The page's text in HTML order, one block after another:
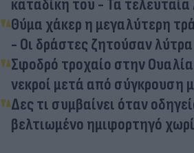
καταδίκη του - Τα τελευταία
Θύμα χάκερ η μεγαλύτερη
- Οι δράστες ζητούσαν λύτρα
Σφοδρό τροχαίο στην
νεκροί μετά από σύγκρουση
Δες τι συμβαίνει όταν
βελτιωμένο ημιφορτηγό